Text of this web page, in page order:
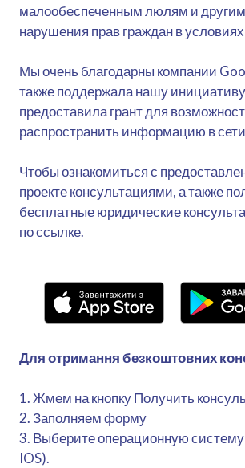
малообеспеченным люлям и
нарушения прав граждан в
Мы очень благодарны компании
также поддержала нашу
предоставила грант для
распространить информацию в
Чтобы ознакомиться с
проекте консультациями, а также
бесплатные юридические
по ссылке.
Для отримання безкоштовних
1. Жмем на кнопку Получить
2. Заполняем форму
3. Выберите операционную
IOS).